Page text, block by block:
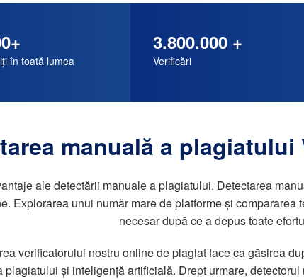
în toată lumea
3.800.000 +
Verificări
manuală a
ale detectării manuale a plagiatului. Detectarea
Explorarea unui număr mare de platforme și
necesar după ce a depus toate
verificatorului nostru online de plagiat face ca găsirea
și inteligență artificială. Drept urmare,